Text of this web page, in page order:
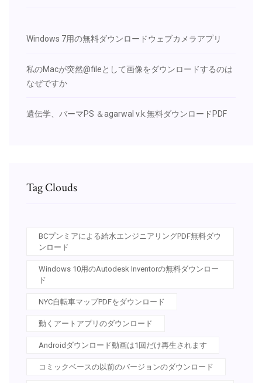
Windows 7用の無料ダウンロードウェブカメラアプリ
私のMacが突然@fileとして画像をダウンロードするのは
なぜですか
遺伝学、バーマPS ＆agarwal v.k.無料ダウンロードPDF
Tag Clouds
BCプンミアによる給水エンジニアリングPDF無料ダウ
ンロード
Windows 10用のAutodesk Inventorの無料ダウンロー
ド
NYC自転車マップPDFをダウンロード
動くアートアプリのダウンロード
Androidダウンロード動画は1回だけ再生されます
コミックベースの以前のバージョンのダウンロード